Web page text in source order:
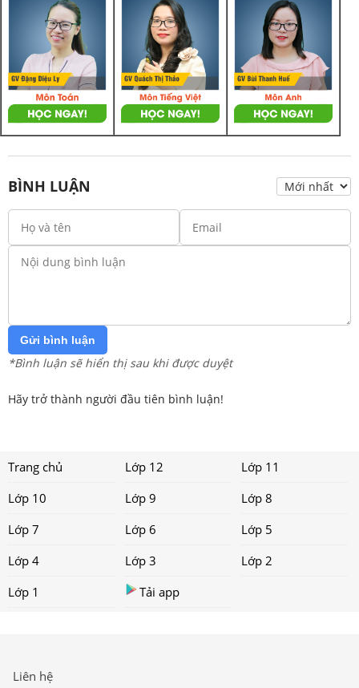
BÌNH LUẬN
Gửi bình luận
*Bình luận sẽ hiển thị sau khi được duyệt
Hãy trở thành người đầu tiên bình luận!
Trang chủ Lớp 12
Lớp 11
Lớp 10
Lớp 9
Lớp 8
Lớp 7
Lớp 6
Lớp 5
Lớp 4
Lớp 3
Lớp 2
Lớp 1
Tải app
Liên hệ